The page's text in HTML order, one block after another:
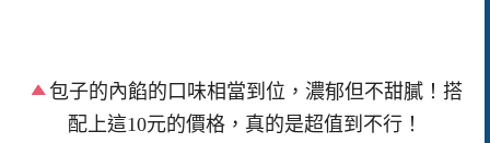
包子的內餡的口味相當到位，濃郁但不甜膩！搭
配上這10元的價格，真的是超值到不行！